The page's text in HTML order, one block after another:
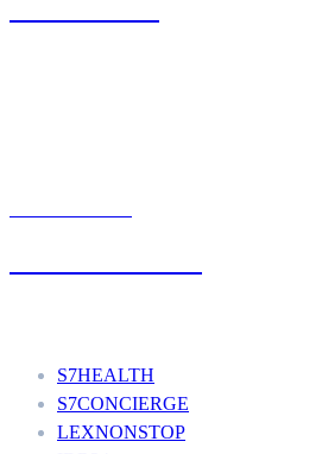
S7HEALTH
S7CONCIERGE
LEXNONSTOP